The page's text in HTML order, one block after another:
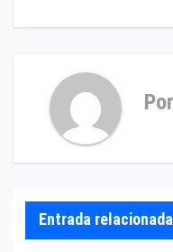
entradas
Por
Entrada relacionada